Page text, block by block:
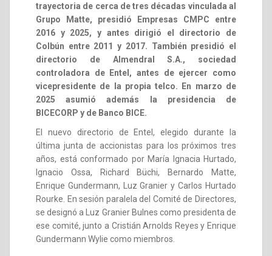
trayectoria de cerca de tres décadas vinculada al
Grupo Matte, presidió Empresas CMPC entre
2016 y 2025, y antes dirigió el directorio de
Colbún entre 2011 y 2017. También presidió el
directorio de Almendral S.A., sociedad
controladora de Entel, antes de ejercer como
vicepresidente de la propia telco. En marzo de
2025 asumió además la presidencia de
BICECORP y de Banco BICE.
El nuevo directorio de Entel, elegido durante la
última junta de accionistas para los próximos tres
años, está conformado por María Ignacia Hurtado,
Ignacio Ossa, Richard Büchi, Bernardo Matte,
Enrique Gundermann, Luz Granier y Carlos Hurtado
Rourke. En sesión paralela del Comité de Directores,
se designó a Luz Granier Bulnes como presidenta de
ese comité, junto a Cristián Arnolds Reyes y Enrique
Gundermann Wylie como miembros.